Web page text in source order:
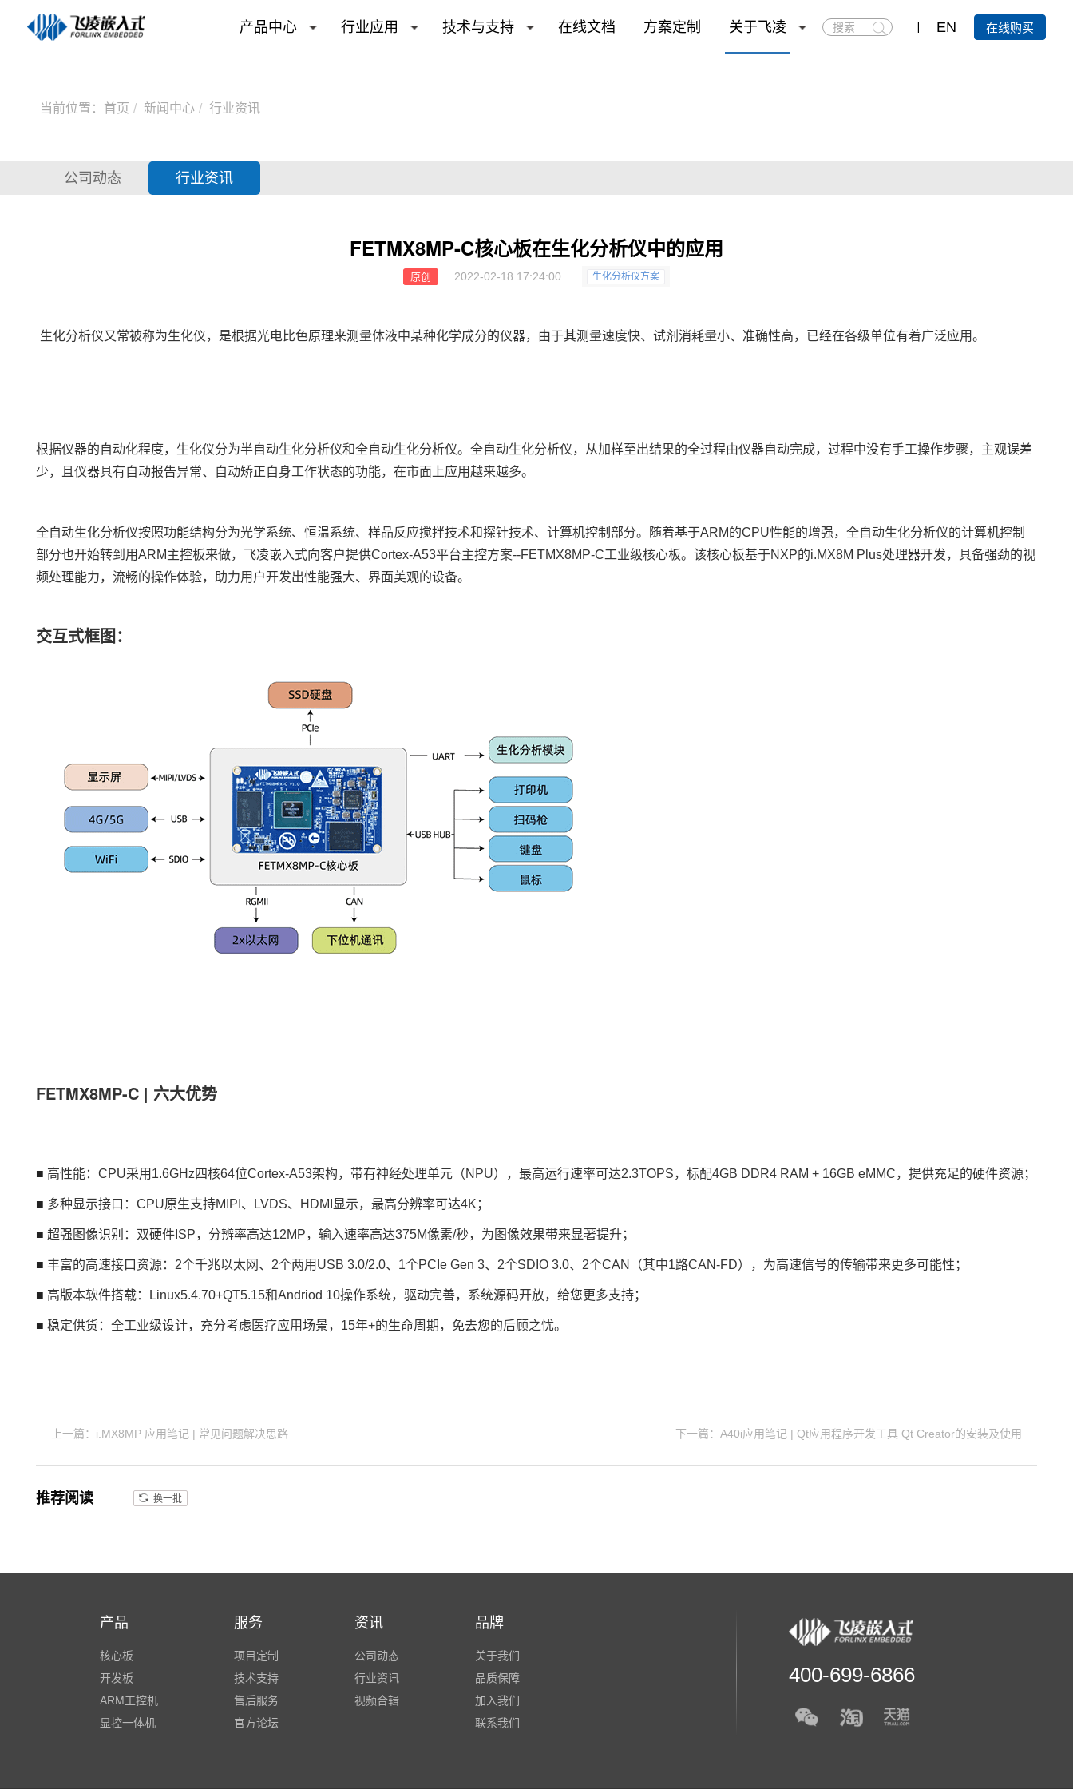
产品中心 行业应用 技术与支持 在线文档 方案定制 关于飞凌
搜
索
EN 在线购买
当前位置： 首页 新闻中心 行业资讯
公司动态 行业资讯
FETMX8MP-C核心板在生化分析仪中的应用
原创 2022-02-18 17:24:00 生化分析仪方案
生化分析仪又常被称为生化仪，是根据光电比色原理来测量体液中某种化学成分的仪器，由于其测量速度快、试剂消耗量小、准确性高，已经在各级单位有着广泛应用。
根据仪器的自动化程度，生化仪分为半自动生化分析仪和全自动生化分析仪。全自动生化分析仪，从加样至出结果的全过程由仪器自动完成，过程中没有手工操作步骤，主观误差
少，且仪器具有自动报告异常、自动矫正自身工作状态的功能，在市面上应用越来越多。
全自动生化分析仪按照功能结构分为光学系统、恒温系统、样品反应搅拌技术和探针技术、计算机控制部分。随着基于ARM的CPU性能的增强，全自动生化分析仪的计算机控制
部分也开始转到用ARM主控板来做， 飞凌嵌入式向客户提供Cortex-A53平台主控方案--FETMX8MP-C工业级核心板。该核心板基于NXP的i.MX8M Plus处理器开发，具备强劲的视
频处理能力，流畅的操作体验，助力用户开发出性能强大、界面美观的设备。
交互式框图：
FETMX8MP-C | 六大优势
■ 高性能：CPU采用1.6GHz四核64位Cortex-A53架构，带有神经处理单元（NPU），最高运行速率可达2.3TOPS，标配4GB DDR4 RAM + 16GB eMMC，提供充足的硬件资源；
■ 多种显示接口 ：CPU原生支持MIPI、LVDS、HDMI显示，最高分辨率可达4K ；
■超强 图像识别 ：双硬件ISP，分辨率高达12MP，输入速率高达375M像素/秒，为图像效果带来显著提升；
■丰富的高速接口资源：2个千兆以太网、2个两用USB 3.0/2.0、1个PCIe Gen 3、2个SDIO 3.0、2个CAN（其中1路CAN-FD），为高速信号的传输带来更多可能性；
■ 高版本软件搭载：Linux5.4.70+QT5.15和Andriod 10操作系统，驱动完善，系统源码开放，给您更多支持；
■稳定供货：全工业级设计，充分考虑 医疗应用场景，15年+的生命周期，免去您的后顾之忧。
上一篇：i.MX8MP 应用笔记 | 常见问题解决思路 下一篇：A40i应用笔记 | Qt应用程序开发工具 Qt Creator的安装及使用
推荐阅读 换一批
产品
核心板
开发板
ARM工控机
显控一体机
服务
项目定制
技术支持
售后服务
官方论坛
资讯
公司动态
行业资讯
视频合辑
品牌
关于我们
品质保障
加入我们
联系我们
400-699-6866